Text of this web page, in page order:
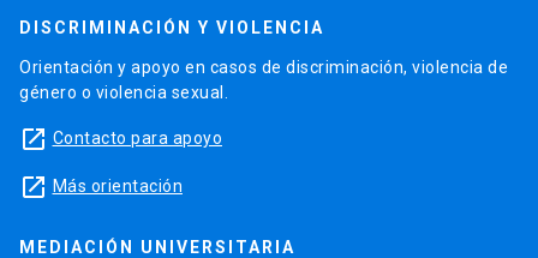
DISCRIMINACIÓN Y VIOLENCIA
Orientación y apoyo en casos de discriminación, violencia de
género o violencia sexual.
launch Contacto para apoyo
launch Más orientación
MEDIACIÓN UNIVERSITARIA